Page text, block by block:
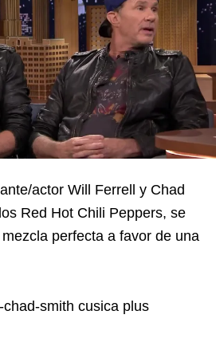
actor Will Ferrell y Chad
Red Hot Chili Peppers, se
perfecta a favor de una